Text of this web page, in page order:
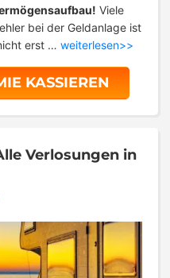
Viele
bei der Geldanlage ist
erst … weiterlesen>>
KASSIEREN
Verlosungen in